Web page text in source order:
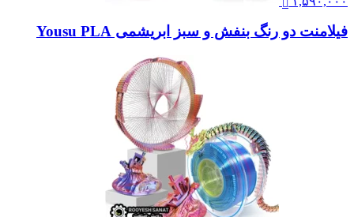
فیلامنت دو رنگ بنفش و سبز ابریشمی Yousu PLA